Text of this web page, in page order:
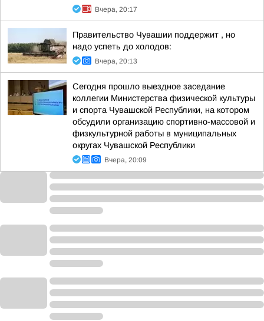
Вчера, 20:17
Правительство Чувашии поддержит , но
надо успеть до холодов:
Вчера, 20:13
Сегодня прошло выездное заседание
коллегии Министерства физической культуры
и спорта Чувашской Республики, на котором
обсудили организацию спортивно-массовой и
физкультурной работы в муниципальных
округах Чувашской Республики
Вчера, 20:09